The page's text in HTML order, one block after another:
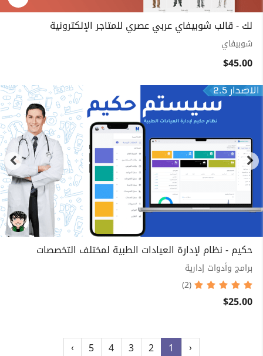
لك - قالب شوبيفاي عربي عصري للمتاجر الإلكترونية
شوبيفاي
$45.00
حكيم - نظام لإدارة العيادات الطبية لمختلف التخصصات
برامج وأدوات إدارية
(2)
$25.00
‹
1
2
3
4
5
›